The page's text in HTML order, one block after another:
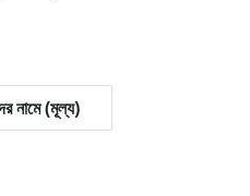
নামে (মূল্য)